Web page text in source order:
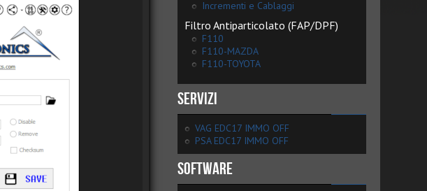
Incrementi e Cablaggi
Filtro Antiparticolato (FAP/DPF)
F110
F110-MAZDA
F110-TOYOTA
Servizi
VAG EDC17 IMMO OFF
PSA EDC17 IMMO OFF
Software